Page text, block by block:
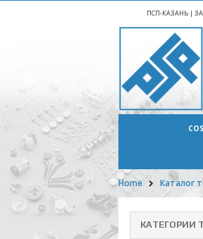
ПСП-КАЗАНЬ |
Home Каталог
КАТЕГОРИИ